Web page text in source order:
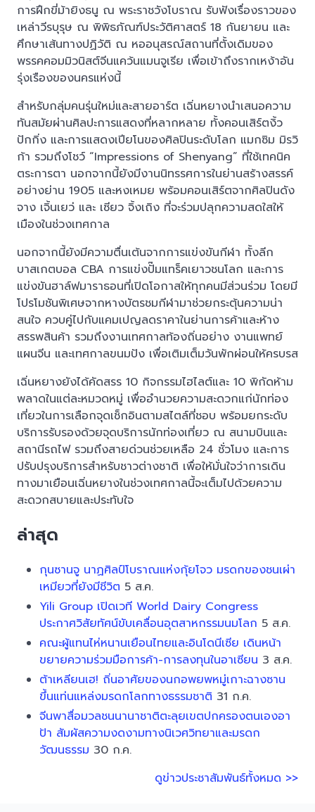
การฝึกขี่ม้ายิงธนู ณ พระราชวังโบราณ รับฟังเรื่องราวของ
เหล่าวีรบุรุษ ณ พิพิธภัณฑ์ประวัติศาสตร์ 18 กันยายน และ
ศึกษาเส้นทางปฏิวัติ ณ หออนุสรณ์สถานที่ตั้งเดิมของ
พรรคคอมมิวนิสต์จีนแคว้นแมนจูเรีย เพื่อเข้าถึงรากเหง้าอัน
รุ่งเรืองของนครแห่งนี้
สำหรับกลุ่มคนรุ่นใหม่และสายอาร์ต เฉิ่นหยางนำเสนอความ
ทันสมัยผ่านศิลปะการแสดงที่หลากหลาย ทั้งคอนเสิร์ตงิ้ว
ปักกิ่ง และการแสดงเปียโนของศิลปินระดับโลก แมกซิม มิรวิ
ก้า รวมถึงโชว์ “Impressions of Shenyang” ที่ใช้เทคนิค
ตระการตา นอกจากนี้ยังมีงานนิทรรศการในย่านสร้างสรรค์
อย่างย่าน 1905 และหงเหมย พร้อมคอนเสิร์ตจากศิลปินดัง
จาง เจิ้นเยว่ และ เซียว จิ้งเถิง ที่จะร่วมปลุกความสดใสให้
เมืองในช่วงเทศกาล
นอกจากนี้ยังมีความตื่นเต้นจากการแข่งขันกีฬา ทั้งลีก
บาสเกตบอล CBA การแข่งปั๊มแทร็คเยาวชนโลก และการ
แข่งขันฮาล์ฟมาราธอนที่เปิดโอกาสให้ทุกคนมีส่วนร่วม โดยมี
โปรโมชันพิเศษจากหางบัตรชมกีฬามาช่วยกระตุ้นความน่า
สนใจ ควบคู่ไปกับแคมเปญลดราคาในย่านการค้าและห้าง
สรรพสินค้า รวมถึงงานเทศกาลท้องถิ่นอย่าง งานแพทย์
แผนจีน และเทศกาลขนมปัง เพื่อเติมเต็มวันพักผ่อนให้ครบรส
เฉิ่นหยางยังได้คัดสรร 10 กิจกรรมไฮไลต์และ 10 พิกัดห้าม
พลาดในแต่ละหมวดหมู่ เพื่ออำนวยความสะดวกแก่นักท่อง
เที่ยวในการเลือกจุดเช็กอินตามสไตล์ที่ชอบ พร้อมยกระดับ
บริการรับรองด้วยจุดบริการนักท่องเที่ยว ณ สนามบินและ
สถานีรถไฟ รวมถึงสายด่วนช่วยเหลือ 24 ชั่วโมง และการ
ปรับปรุงบริการสำหรับชาวต่างชาติ เพื่อให้มั่นใจว่าการเดิน
ทางมาเยือนเฉิ่นหยางในช่วงเทศกาลนี้จะเต็มไปด้วยความ
สะดวกสบายและประทับใจ
ล่าสุด
กุนซานจู นาฏศิลป์โบราณแห่งกุ้ยโจว มรดกของชนเผ่า
เหมียวที่ยังมีชีวิต 5 ส.ค.
Yili Group เปิดเวที World Dairy Congress
ประกาศวิสัยทัศน์ขับเคลื่อนอุตสาหกรรมนมโลก 5 ส.ค.
คณะผู้แทนไห่หนานเยือนไทยและอินโดนีเซีย เดินหน้า
ขยายความร่วมมือการค้า-การลงทุนในอาเซียน 3 ส.ค.
ต้าเหลียนเฮ! ถิ่นอาศัยของนกอพยพหมู่เกาะฉางซาน
ขึ้นแท่นแหล่งมรดกโลกทางธรรมชาติ 31 ก.ค.
จีนพาสื่อมวลชนนานาชาติตะลุยเขตปกครองตนเองอา
ป้า สัมผัสความงดงามทางนิเวศวิทยาและมรดก
วัฒนธรรม 30 ก.ค.
ดูข่าวประชาสัมพันธ์ทั้งหมด >>